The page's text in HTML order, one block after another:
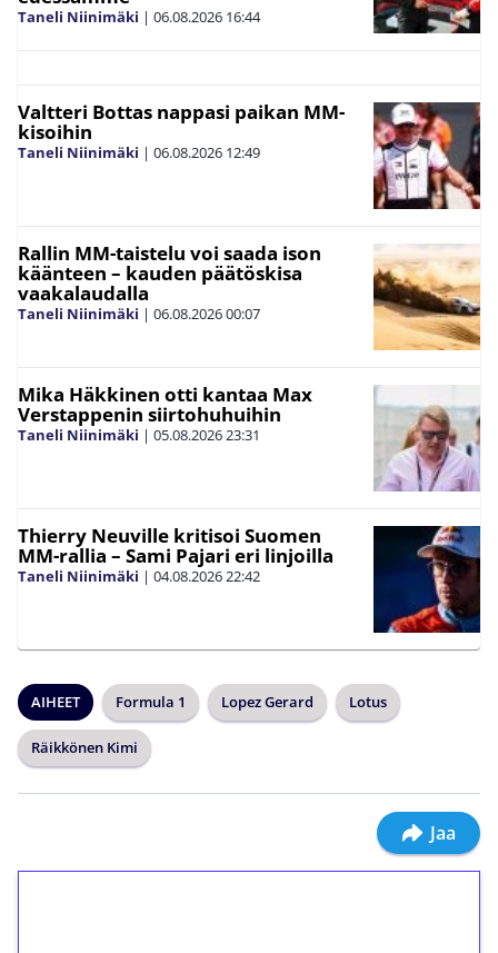
Taneli Niinimäki | 06.08.2026 16:44
Valtteri Bottas nappasi paikan MM-
kisoihin
Taneli Niinimäki | 06.08.2026 12:49
Rallin MM-taistelu voi saada ison
käänteen – kauden päätöskisa
vaakalaudalla
Taneli Niinimäki | 06.08.202600:07
Mika Häkkinen otti kantaa Max
Verstappenin siirtohuhuihin
Taneli Niinimäki | 05.08.202623:31
Thierry Neuville kritisoi Suomen
MM-rallia – Sami Pajari eri linjoilla
Taneli Niinimäki | 04.08.202622:42
AIHEET Formula 1 Lopez Gerard Lotus
Räikkönen Kimi
Jaa